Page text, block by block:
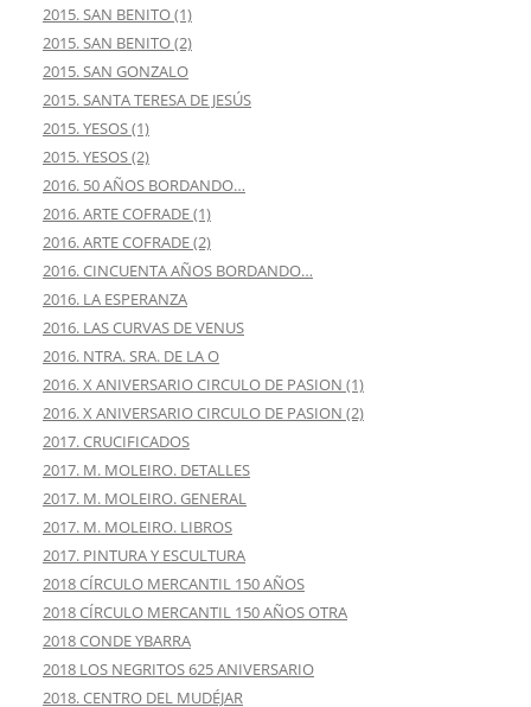
2015. SAN BENITO (1)
2015. SAN BENITO (2)
2015. SAN GONZALO
2015. SANTA TERESA DE JESÚS
2015. YESOS (1)
2015. YESOS (2)
2016. 50 AÑOS BORDANDO…
2016. ARTE COFRADE (1)
2016. ARTE COFRADE (2)
2016. CINCUENTA AÑOS BORDANDO…
2016. LA ESPERANZA
2016. LAS CURVAS DE VENUS
2016. NTRA. SRA. DE LA O
2016. X ANIVERSARIO CIRCULO DE PASION (1)
2016. X ANIVERSARIO CIRCULO DE PASION (2)
2017. CRUCIFICADOS
2017. M. MOLEIRO. DETALLES
2017. M. MOLEIRO. GENERAL
2017. M. MOLEIRO. LIBROS
2017. PINTURA Y ESCULTURA
2018 CÍRCULO MERCANTIL 150 AÑOS
2018 CÍRCULO MERCANTIL 150 AÑOS OTRA
2018 CONDE YBARRA
2018 LOS NEGRITOS 625 ANIVERSARIO
2018. CENTRO DEL MUDÉJAR